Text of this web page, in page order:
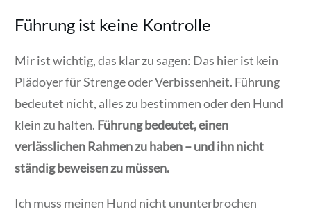
Führung ist keine Kontrolle
Mir ist wichtig, das klar zu sagen: Das hier ist kein
Plädoyer für Strenge oder Verbissenheit. Führung
bedeutet nicht, alles zu bestimmen oder den Hund
klein zu halten. Führung bedeutet, einen
verlässlichen Rahmen zu haben – und ihn nicht
ständig beweisen zu müssen.
Ich muss meinen Hund nicht ununterbrochen